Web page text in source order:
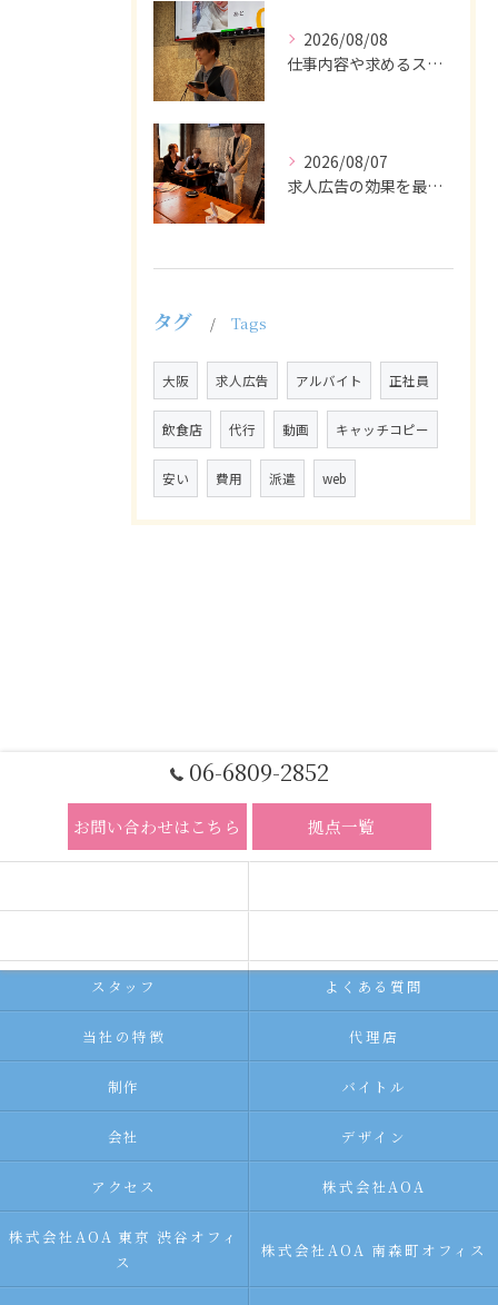
2026/08/08
仕事内容や求めるスキルを明確にし、ターゲット層に響くメッセー...
2026/08/07
求人広告の効果を最大化するために最も重要なのは、掲載タイミン...
タグ Tags
大阪 求人広告 アルバイト 正社員
飲食店 代行 動画 キャッチコピー
安い 費用 派遣 web
06-6809-2852
お問い合わせはこちら 拠点一覧
スタッフ よくある質問
当社の特徴 代理店
制作 バイトル
会社 デザイン
アクセス 株式会社AOA
株式会社AOA 東京 渋谷オフィ
ス
株式会社AOA 南森町オフィス